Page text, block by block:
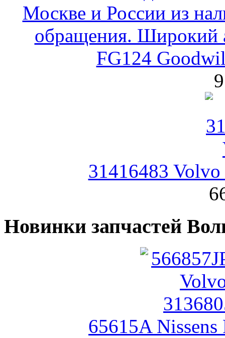
FG124
31416483
Новинки запчастей
65615A Nissens